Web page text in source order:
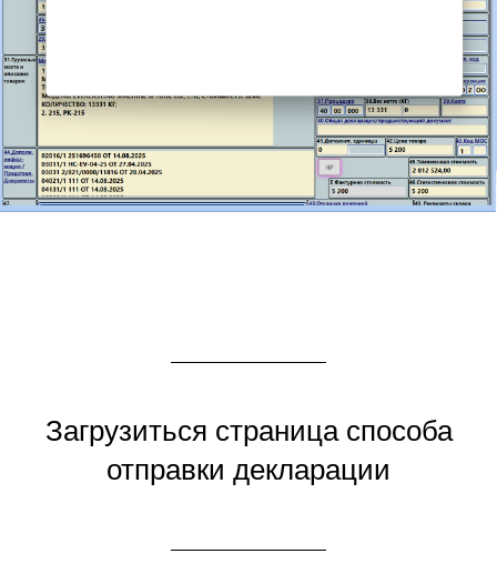
Загрузиться страница способа
отправки декларации